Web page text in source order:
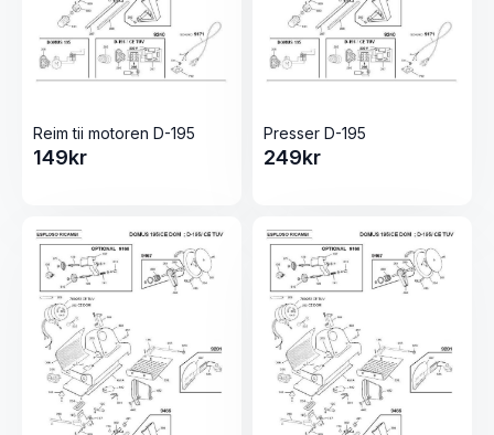
Reim tii motoren D-195
149kr
Presser D-195
249kr